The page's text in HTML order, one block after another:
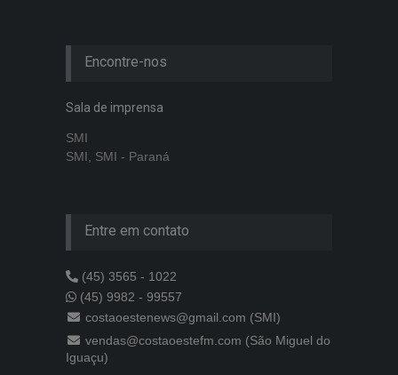
Encontre-nos
Sala de imprensa
SMI
SMI, SMI - Paraná
Entre em contato
(45) 3565 - 1022
(45) 9982 - 99557
costaoestenews@gmail.com (SMI)
vendas@costaoestefm.com (São Miguel do
Iguaçu)